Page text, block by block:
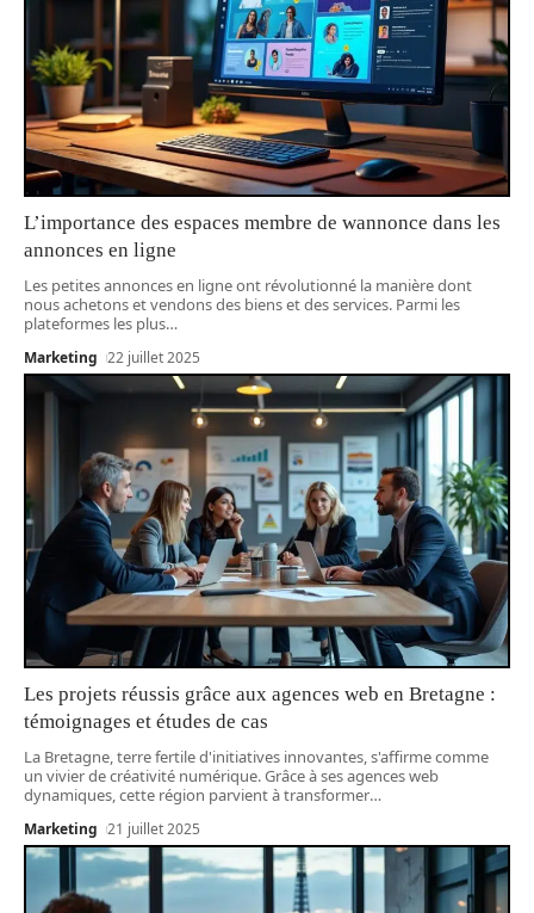
L’importance des espaces membre de wannonce dans les
annonces en ligne
Les petites annonces en ligne ont révolutionné la manière dont
nous achetons et vendons des biens et des services. Parmi les
plateformes les plus…
Marketing 22 juillet 2025
Les projets réussis grâce aux agences web en Bretagne :
témoignages et études de cas
La Bretagne, terre fertile d'initiatives innovantes, s'affirme comme
un vivier de créativité numérique. Grâce à ses agences web
dynamiques, cette région parvient à transformer…
Marketing 21 juillet 2025